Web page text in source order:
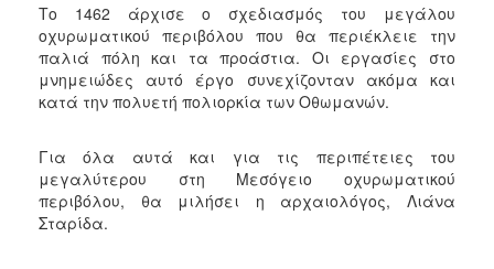
Το 1462 άρχισε ο σχεδιασμός του μεγάλου
οχυρωματικού περιβόλου που θα περιέκλειε την
παλιά πόλη και τα προάστια. Οι εργασίες στο
μνημειώδες αυτό έργο συνεχίζονταν ακόμα και
κατά την πολυετή πολιορκία των Οθωμανών.
Για όλα αυτά και για τις περιπέτειες του
μεγαλύτερου στη Μεσόγειο οχυρωματικού
περιβόλου, θα μιλήσει η αρχαιολόγος, Λιάνα
Σταρίδα.